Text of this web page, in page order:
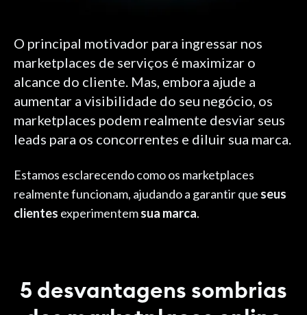
O principal motivador para ingressar nos
marketplaces de serviços é maximizar o
alcance do cliente. Mas, embora ajude a
aumentar a visibilidade do seu negócio, os
marketplaces podem realmente desviar seus
leads para os concorrentes e diluir sua marca.
Estamos esclarecendo como os marketplaces
realmente funcionam, ajudando a garantir que seus
clientes experimentemsua marca.
5 desvantagens sombrias